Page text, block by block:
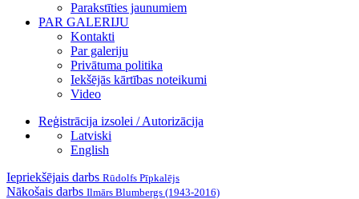
Parakstīties jaunumiem
PAR GALERIJU
Kontakti
Par galeriju
Privātuma politika
Iekšējās kārtības noteikumi
Video
Reģistrācija izsolei / Autorizācija
Latviski
English
Iepriekšējais darbs Rūdolfs Pīpkalējs
Nākošais darbs Ilmārs Blumbergs (1943-2016)